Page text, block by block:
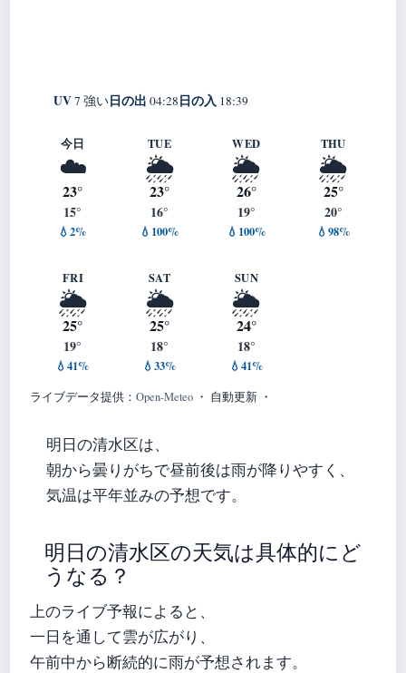
UV7 強い日の出 04:28日の入 18:39
今日
☁️
23°
15°
💧2%
TUE
🌦️
23°
16°
💧100%
WED
🌦️
26°
19°
💧100%
THU
🌦️
25°
20°
💧98%
FRI
🌦️
25°
19°
💧41%
SAT
🌦️
25°
18°
💧33%
SUN
🌦️
24°
18°
💧41%
ライブデータ提供： Open-Meteo ・ 自動更新 ・
明日の清水区は、
朝から曇りがちで昼前後は雨が降りやすく、
気温は平年並みの予想です。
明日の清水区の天気は具体的にど
うなる？
上のライブ予報によると、
一日を通して雲が広がり、
午前中から断続的に雨が予想されます。